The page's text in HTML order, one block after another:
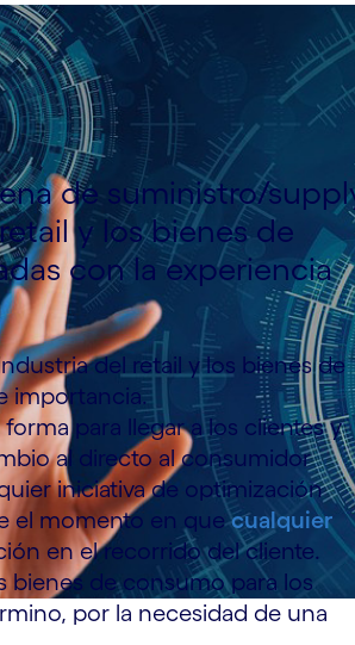
de suministro/
y los bienes de
con la experiencia
del retail y los bienes de
importancia.
para llegar a los clientes y
al directo al consumidor
iniciativa de optimización
el momento en quecualquier
en el recorrido del cliente.
bienes de consumo para los
por la necesidad de una